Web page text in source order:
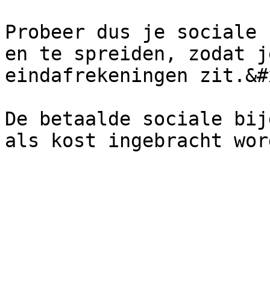
Probeer dus je
en te spreiden, zodat
eindafrekeningen
De betaalde sociale